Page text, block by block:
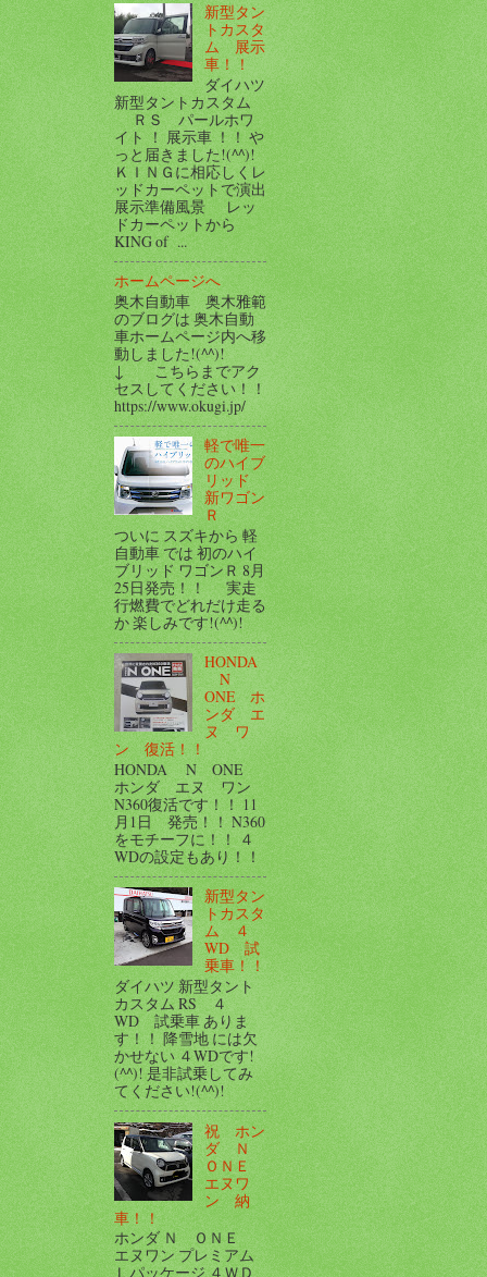
新型タン
トカスタ
ム 展示
車！！
ダイハツ
新型タントカスタム
ＲＳ パールホワ
イト ！ 展示車 ！！ や
っと届きました!(^^)!
ＫＩＮＧに相応しくレ
ッドカーペットで演出
展示準備風景 レッ
ドカーペットから
KING of ...
ホームページへ
奥木自動車 奥木雅範
のブログは 奥木自動
車ホームページ内へ移
動しました!(^^)!
↓ こちらまでアク
セスしてください！！
https://www.okugi.jp/
軽で唯一
のハイブ
リッド
新ワゴン
Ｒ
ついに スズキから 軽
自動車 では 初のハイ
ブリッド ワゴンＲ 8月
25日発売！！ 実走
行燃費でどれだけ走る
か 楽しみです!(^^)!
HONDA
N
ONE ホ
ンダ エ
ヌ ワ
ン 復活！！
HONDA N ONE
ホンダ エヌ ワン
N360復活です！！ 11
月1日 発売！！ N360
をモチーフに！！ ４
WDの設定もあり！！
新型タン
トカスタ
ム ４
WD 試
乗車！！
ダイハツ 新型タント
カスタム RS ４
WD 試乗車 ありま
す！！ 降雪地 には欠
かせない ４WDです!
(^^)! 是非試乗してみ
てください!(^^)!
祝 ホン
ダ Ｎ
ＯＮＥ
エヌワ
ン 納
車！！
ホンダ Ｎ ＯＮＥ
エヌワン プレミアム
Ｌパッケージ ４ＷＤ